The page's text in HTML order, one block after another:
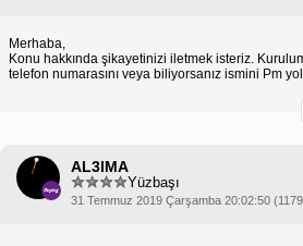
Merhaba,
Konu hakkında şikayetinizi iletmek isteriz.
telefon numarasını veya biliyorsanız ismini Pm
AL3lMA
Yüzbaşı
31 Temmuz 2019 Çarşamba 20:02:50